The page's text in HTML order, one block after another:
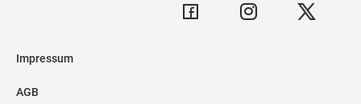
Impressum
AGB